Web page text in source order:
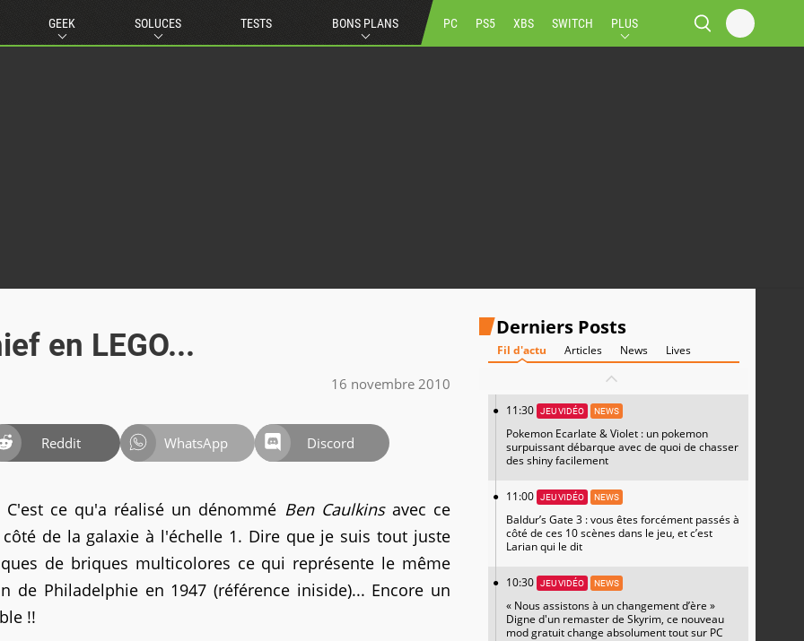
GEEK SOLUCES TESTS BONS PLANS PC PS5 XBS SWITCH PLUS
en LEGO...
16 novembre 2010
Reddit WhatsApp Discord
ce qu'a réalisé un dénommé Ben Caulkinsavec ce
de la galaxie à l'échelle 1. Dire que je suis tout juste
de briques multicolores ce qui représente le même
de Philadelphie en 1947 (référence iniside)... Encore un
!!
Derniers Posts
Fil d'actu Articles News Lives
11:30 JEU VIDÉO NEWS
Pokemon Ecarlate & Violet : un pokemon
surpuissant débarque avec de quoi de chasser
des shiny facilement
11:00 JEU VIDÉO NEWS
Baldur’s Gate 3 : vous êtes forcément passés à
côté de ces 10 scènes dans le jeu, et c’est
Larian qui le dit
10:30 JEU VIDÉO NEWS
« Nous assistons à un changement d’ère »
Digne d'un remaster de Skyrim, ce nouveau
mod gratuit change absolument tout sur PC